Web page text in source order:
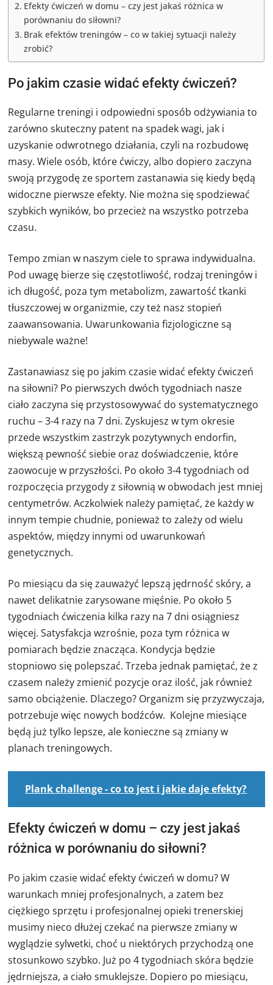
Efekty ćwiczeń w domu – czy jest jakaś różnica w
porównaniu do siłowni?
Brak efektów treningów – co w takiej sytuacji należy
zrobić?
Po jakim czasie widać efekty ćwiczeń?
Regularne treningi i odpowiedni sposób odżywiania to
zarówno skuteczny patent na spadek wagi, jak i
uzyskanie odwrotnego działania, czyli na rozbudowę
masy. Wiele osób, które ćwiczy, albo dopiero zaczyna
swoją przygodę ze sportem zastanawia się kiedy będą
widoczne pierwsze efekty. Nie można się spodziewać
szybkich wyników, bo przecież na wszystko potrzeba
czasu.
Tempo zmian w naszym ciele to sprawa indywidualna.
Pod uwagę bierze się częstotliwość, rodzaj treningów i
ich długość, poza tym metabolizm, zawartość tkanki
tłuszczowej w organizmie, czy też nasz stopień
zaawansowania. Uwarunkowania fizjologiczne są
niebywale ważne!
Zastanawiasz się po jakim czasie widać efekty ćwiczeń
na siłowni? Po pierwszych dwóch tygodniach nasze
ciało zaczyna się przystosowywać do systematycznego
ruchu – 3-4 razy na 7 dni. Zyskujesz w tym okresie
przede wszystkim zastrzyk pozytywnych endorfin,
większą pewność siebie oraz doświadczenie, które
zaowocuje w przyszłości. Po około 3-4 tygodniach od
rozpoczęcia przygody z siłownią w obwodach jest mniej
centymetrów. Aczkolwiek należy pamiętać, że każdy w
innym tempie chudnie, ponieważ to zależy od wielu
aspektów, między innymi od uwarunkowań
genetycznych.
Po miesiącu da się zauważyć lepszą jędrność skóry, a
nawet delikatnie zarysowane mięśnie. Po około 5
tygodniach ćwiczenia kilka razy na 7 dni osiągniesz
więcej. Satysfakcja wzrośnie, poza tym różnica w
pomiarach będzie znacząca. Kondycja będzie
stopniowo się polepszać. Trzeba jednak pamiętać, że z
czasem należy zmienić pozycje oraz ilość, jak również
samo obciążenie. Dlaczego? Organizm się przyzwyczaja,
potrzebuje więc nowych bodźców. Kolejne miesiące
będą już tylko lepsze, ale konieczne są zmiany w
planach treningowych.
Plank challenge - co to jest i jakie daje efekty?
Efekty ćwiczeń w domu – czy jest jakaś
różnica w porównaniu do siłowni?
Po jakim czasie widać efekty ćwiczeń w domu? W
warunkach mniej profesjonalnych, a zatem bez
ciężkiego sprzętu i profesjonalnej opieki trenerskiej
musimy nieco dłużej czekać na pierwsze zmiany w
wyglądzie sylwetki, choć u niektórych przychodzą one
stosunkowo szybko. Już po 4 tygodniach skóra będzie
jędrniejsza, a ciało smuklejsze. Dopiero po miesiącu,